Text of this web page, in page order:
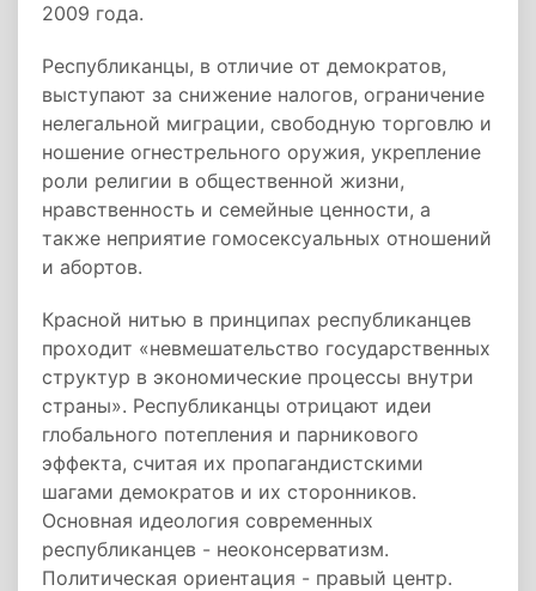
2009 года.
Республиканцы, в отличие от демократов,
выступают за снижение налогов, ограничение
нелегальной миграции, свободную торговлю и
ношение огнестрельного оружия, укрепление
роли религии в общественной жизни,
нравственность и семейные ценности, а
также неприятие гомосексуальных отношений
и абортов.
Красной нитью в принципах республиканцев
проходит «невмешательство государственных
структур в экономические процессы внутри
страны». Республиканцы отрицают идеи
глобального потепления и парникового
эффекта, считая их пропагандистскими
шагами демократов и их сторонников.
Основная идеология современных
республиканцев - неоконсерватизм.
Политическая ориентация - правый центр.